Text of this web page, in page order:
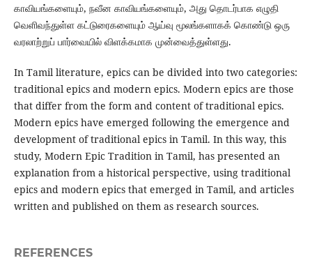
காவியங்களையும், நவீன காவியங்களையும், அது தொடர்பாக எழுதி
வெளிவந்துள்ள கட்டுரைகளையும் ஆய்வு மூலங்களாகக் கொண்டு ஒரு
வரலாற்றுப் பார்வையில் விளக்கமாக முன்வைத்துள்ளது.
In Tamil literature, epics can be divided into two categories:
traditional epics and modern epics. Modern epics are those
that differ from the form and content of traditional epics.
Modern epics have emerged following the emergence and
development of traditional epics in Tamil. In this way, this
study, Modern Epic Tradition in Tamil, has presented an
explanation from a historical perspective, using traditional
epics and modern epics that emerged in Tamil, and articles
written and published on them as research sources.
REFERENCES